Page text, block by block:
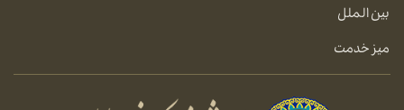
بین الملل
میز خدمت